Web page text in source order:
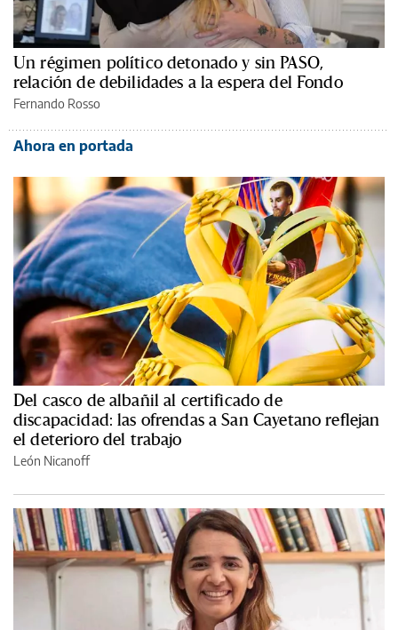
Un régimen político detonado y sin PASO,
relación de debilidades a la espera del Fondo
Fernando Rosso
Ahora en portada
Del casco de albañil al certificado de
discapacidad: las ofrendas a San Cayetano reflejan
el deterioro del trabajo
León Nicanoff